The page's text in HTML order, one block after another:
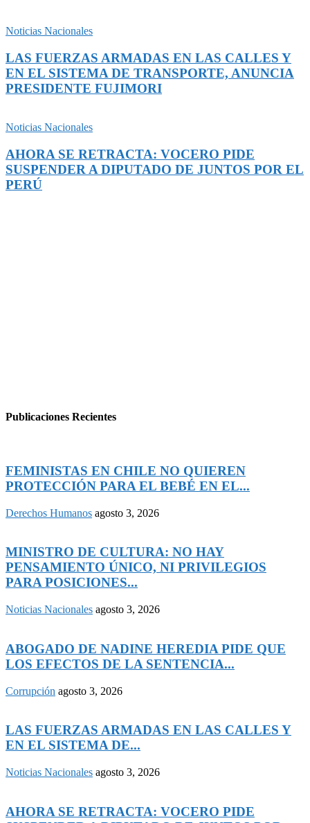
Noticias Nacionales
LAS FUERZAS ARMADAS EN LAS CALLES Y
EN EL SISTEMA DE TRANSPORTE, ANUNCIA
PRESIDENTE FUJIMORI
Noticias Nacionales
AHORA SE RETRACTA: VOCERO PIDE
SUSPENDER A DIPUTADO DE JUNTOS POR EL
PERÚ
Publicaciones Recientes
FEMINISTAS EN CHILE NO QUIEREN
PROTECCIÓN PARA EL BEBÉ EN EL...
Derechos Humanos agosto 3, 2026
MINISTRO DE CULTURA: NO HAY
PENSAMIENTO ÚNICO, NI PRIVILEGIOS
PARA POSICIONES...
Noticias Nacionales agosto 3, 2026
ABOGADO DE NADINE HEREDIA PIDE QUE
LOS EFECTOS DE LA SENTENCIA...
Corrupción agosto 3, 2026
LAS FUERZAS ARMADAS EN LAS CALLES Y
EN EL SISTEMA DE...
Noticias Nacionales agosto 3, 2026
AHORA SE RETRACTA: VOCERO PIDE